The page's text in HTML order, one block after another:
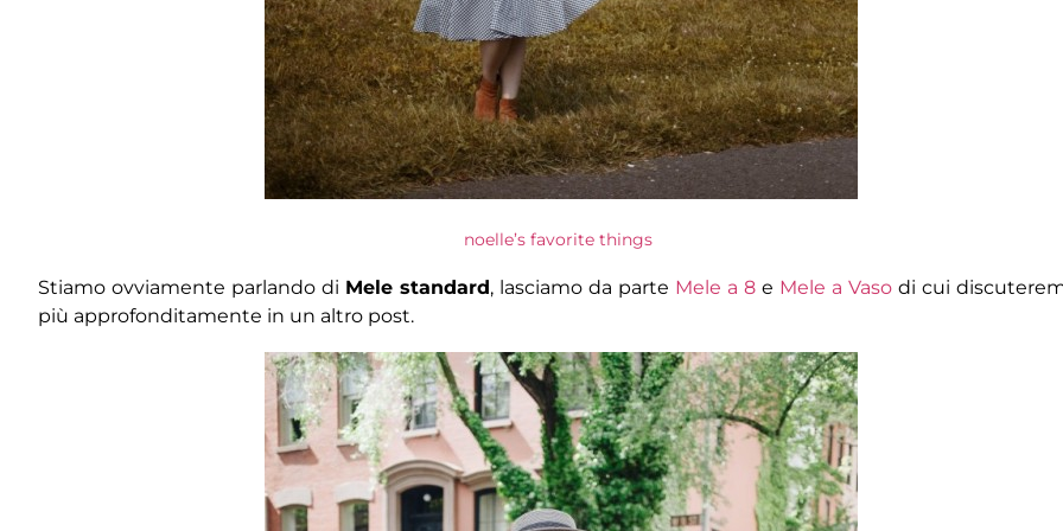
noelle’s favorite things
Stiamo ovviamente parlando di Mele standard, lasciamo da parte Mele a 8 e Mele a Vaso di cui
più approfonditamente in un altro post.